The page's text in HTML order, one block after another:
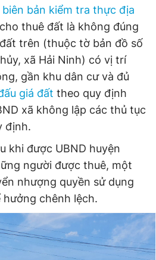
biên bản kiểm tra thực địa
thuê đất là không đúng
trên (thuộc tờ bản đồ số
xã Hải Ninh) có vị trí
gần khu dân cư và đủ
giá đất theo quy định
xã không lập các thủ tục
định.
khi được UBND huyện
người được thuê, một
nhượng quyền sử dụng
chênh lệch.